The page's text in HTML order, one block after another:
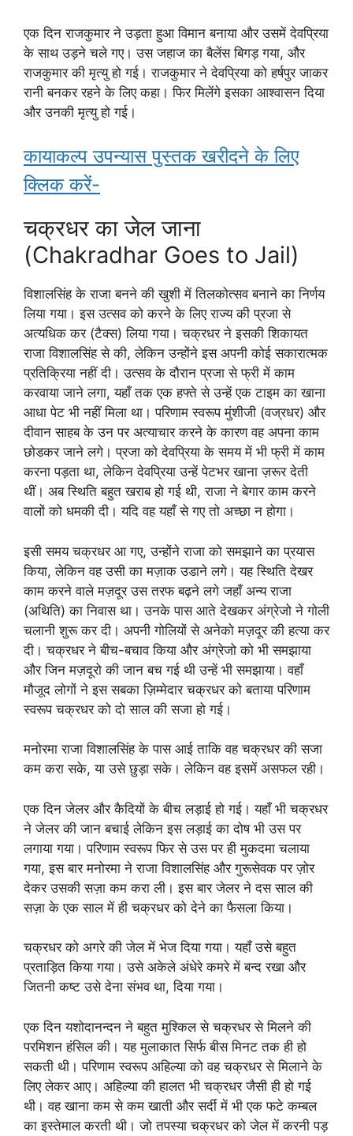
एक दिन राजकुमार ने उड़ता हुआ विमान बनाया और उसमें देवप्रिया
के साथ उड़ने चले गए। उस जहाज का बैलेंस बिगड़ गया, और
राजकुमार की मृत्यु हो गई। राजकुमार ने देवप्रिया को हर्षपुर जाकर
रानी बनकर रहने के लिए कहा। फिर मिलेंगे इसका आश्वासन दिया
और उनकी मृत्यु हो गई।
कायाकल्प उपन्यास पुस्तक खरीदने के लिए
क्लिक करें-
चक्रधर का जेल जाना
(Chakradhar Goes to Jail)
विशालसिंह के राजा बनने की खुशी में तिलकोत्सव बनाने का निर्णय
लिया गया। इस उत्सव को करने के लिए राज्य की प्रजा से
अत्यधिक कर (टैक्स) लिया गया। चक्रधर ने इसकी शिकायत
राजा विशालसिंह से की, लेकिन उन्होंने इस अपनी कोई सकारात्मक
प्रतिक्रिया नहीं दी। उत्सव के दौरान प्रजा से फ्री में काम
करवाया जाने लगा, यहाँ तक एक हफ्ते से उन्हें एक टाइम का खाना
आधा पेट भी नहीं मिला था। परिणाम स्वरूप मुंशीजी (वज्रधर) और
दीवान साहब के उन पर अत्याचार करने के कारण वह अपना काम
छोडकर जाने लगे। प्रजा को देवप्रिया के समय में भी फ्री में काम
करना पड़ता था, लेकिन देवप्रिया उन्हें पेटभर खाना ज़रूर देती
थीं। अब स्थिति बहुत खराब हो गई थी, राजा ने बेगार काम करने
वालों को धमकी दी। यदि वह यहाँ से गए तो अच्छा न होगा।
इसी समय चक्रधर आ गए, उन्होंने राजा को समझाने का प्रयास
किया, लेकिन वह उसी का मज़ाक उडाने लगे। यह स्थिति देखर
काम करने वाले मज़दूर उस तरफ बढ़ने लगे जहाँ अन्य राजा
(अथिति) का निवास था। उनके पास आते देखकर अंग्रेजो ने गोली
चलानी शुरू कर दी। अपनी गोलियों से अनेको मज़दूर की हत्या कर
दी। चक्रधर ने बीच-बचाव किया और अंग्रेजो को भी समझाया
और जिन मज़दूरो की जान बच गई थी उन्हें भी समझाया। वहाँ
मौजूद लोगों ने इस सबका ज़िम्मेदार चक्रधर को बताया परिणाम
स्वरूप चक्रधर को दो साल की सजा हो गई।
मनोरमा राजा विशालसिंह के पास आई ताकि वह चक्रधर की सजा
कम करा सके, या उसे छुड़ा सके। लेकिन वह इसमें असफल रही।
एक दिन जेलर और कैदियों के बीच लड़ाई हो गई। यहाँ भी चक्रधर
ने जेलर की जान बचाई लेकिन इस लड़ाई का दोष भी उस पर
लगाया गया। परिणाम स्वरूप फिर से उस पर ही मुकदमा चलाया
गया, इस बार मनोरमा ने राजा विशालसिंह और गुरूसेवक पर ज़ोर
देकर उसकी सज़ा कम करा ली। इस बार जेलर ने दस साल की
सज़ा के एक साल में ही चक्रधर को देने का फैसला किया।
चक्रधर को अगरे की जेल में भेज दिया गया। यहाँ उसे बहुत
प्रताड़ित किया गया। उसे अकेले अंधेरे कमरे में बन्द रखा और
जितनी कष्ट उसे देना संभव था, दिया गया।
एक दिन यशोदानन्दन ने बहुत मुश्किल से चक्रधर से मिलने की
परमिशन हंसिल की। यह मुलाकात सिर्फ बीस मिनट तक ही हो
सकती थी। परिणाम स्वरूप अहिल्या को वह चक्रधर से मिलाने के
लिए लेकर आए। अहिल्या की हालत भी चक्रधर जैसी ही हो गई
थी। वह खाना कम से कम खाती और सर्दी में भी एक फटे कम्बल
का इस्तेमाल करती थी। जो तपस्या चक्रधर को जेल में करनी पड़